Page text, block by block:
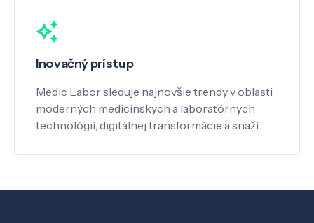
Inovačný prístup
Medic Labor sleduje najnovšie trendy v oblasti
moderných medicínskych a laboratórnych
technológií, digitálnej transformácie a snaží …